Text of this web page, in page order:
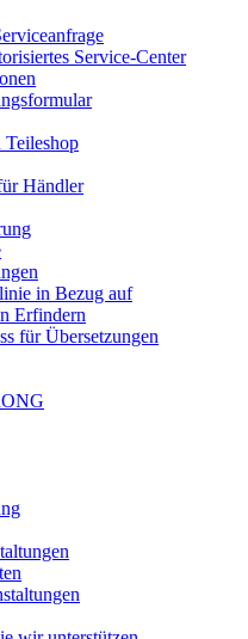
Service-Center
Teileshop
Händler
in Bezug auf
Erfindern
für Übersetzungen